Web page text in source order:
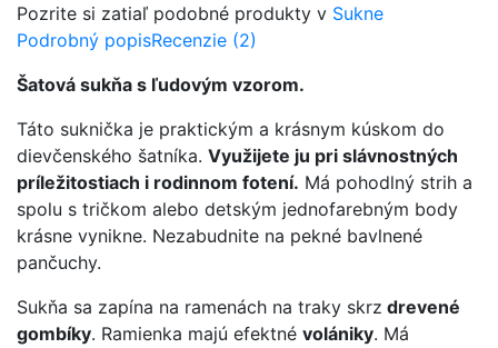
Pozrite si zatiaľ podobné produkty v Sukne
Podrobný popisRecenzie (2)
Šatová sukňa s ľudovým vzorom.
Táto suknička je praktickým a krásnym kúskom do
dievčenského šatníka. Využijete ju pri slávnostných
príležitostiach i rodinnom fotení. Má pohodlný strih a
spolu s tričkom alebo detským jednofarebným body
krásne vynikne. Nezabudnite na pekné bavlnené
pančuchy.
Sukňa sa zapína na ramenách na traky skrz drevené
gombíky. Ramienka majú efektné volániky. Má